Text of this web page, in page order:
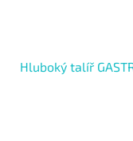
Hluboký talíř